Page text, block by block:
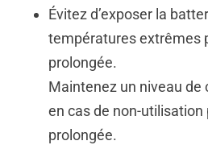
Évitez d’exposer la
températures extrêmes
prolongée.
Maintenez un niveau de
en cas de non-
prolongée.